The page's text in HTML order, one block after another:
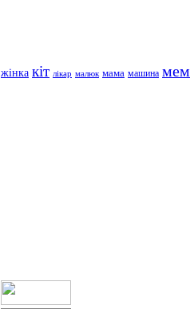
жінка кіт лікар малюк мама машина мем